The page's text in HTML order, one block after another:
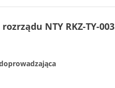
NTY RKZ-TY-003